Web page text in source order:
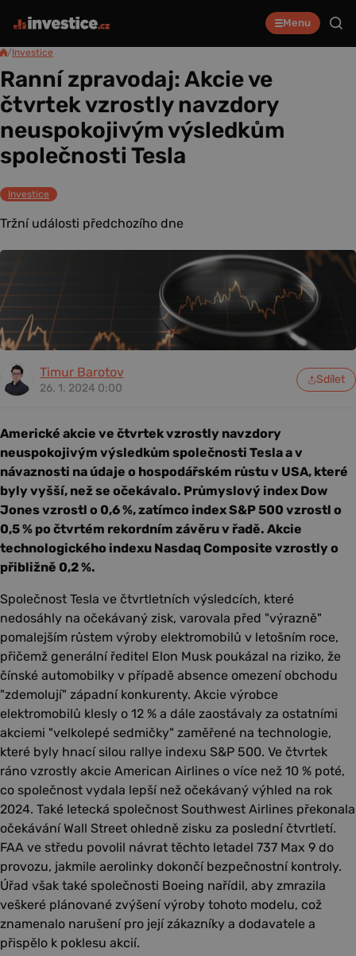
Menu
/Investice
Ranní zpravodaj: Akcie ve
čtvrtek vzrostly navzdory
neuspokojivým výsledkům
společnosti Tesla
Investice
Tržní události předchozího dne
Timur Barotov
26. 1. 2024 0:00
Sdílet
Americké akcie ve čtvrtek vzrostly navzdory
neuspokojivým výsledkům společnosti Tesla a v
návaznosti na údaje o hospodářském růstu v USA, které
byly vyšší, než se očekávalo. Průmyslový index Dow
Jones vzrostl o 0,6 %, zatímco index S&P 500 vzrostl o
0,5 % po čtvrtém rekordním závěru v řadě. Akcie
technologického indexu Nasdaq Composite vzrostly o
přibližně 0,2 %.
Společnost Tesla ve čtvrtletních výsledcích, které
nedosáhly na očekávaný zisk, varovala před "výrazně"
pomalejším růstem výroby elektromobilů v letošním roce,
přičemž generální ředitel Elon Musk poukázal na riziko, že
čínské automobilky v případě absence omezení obchodu
"zdemolují" západní konkurenty. Akcie výrobce
elektromobilů klesly o 12 % a dále zaostávaly za ostatními
akciemi "velkolepé sedmičky" zaměřené na technologie,
které byly hnací silou rallye indexu S&P 500. Ve čtvrtek
ráno vzrostly akcie American Airlines o více než 10 % poté,
co společnost vydala lepší než očekávaný výhled na rok
2024. Také letecká společnost Southwest Airlines překonala
očekávání Wall Street ohledně zisku za poslední čtvrtletí.
FAA ve středu povolil návrat těchto letadel 737 Max 9 do
provozu, jakmile aerolinky dokončí bezpečnostní kontroly.
Úřad však také společnosti Boeing nařídil, aby zmrazila
veškeré plánované zvýšení výroby tohoto modelu, což
znamenalo narušení pro její zákazníky a dodavatele a
přispělo k poklesu akcií.